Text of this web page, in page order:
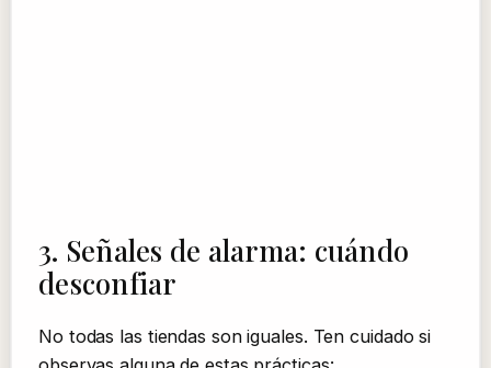
3. Señales de alarma: cuándo
desconfiar
No todas las tiendas son iguales. Ten cuidado si